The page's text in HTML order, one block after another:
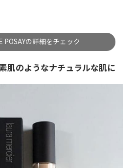
POSAYの詳細をチェック
肌のようなナチュラルな肌に